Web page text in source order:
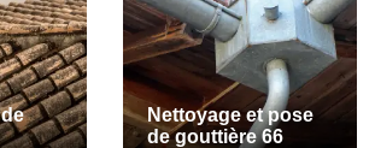
Nettoyage et pose
de gouttière 66